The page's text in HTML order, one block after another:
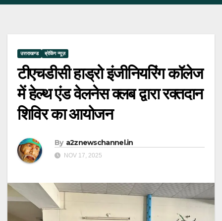
उत्तराखण्ड ब्रेकिंग न्यूज़
टीएचडीसी हाड्रो इंजीनियरिंग कॉलेज
में हेल्थ एंड वेलनेस क्लब द्वारा रक्तदान
शिविर का आयोजन
By a2znewschannel.in
NOV 17, 2025